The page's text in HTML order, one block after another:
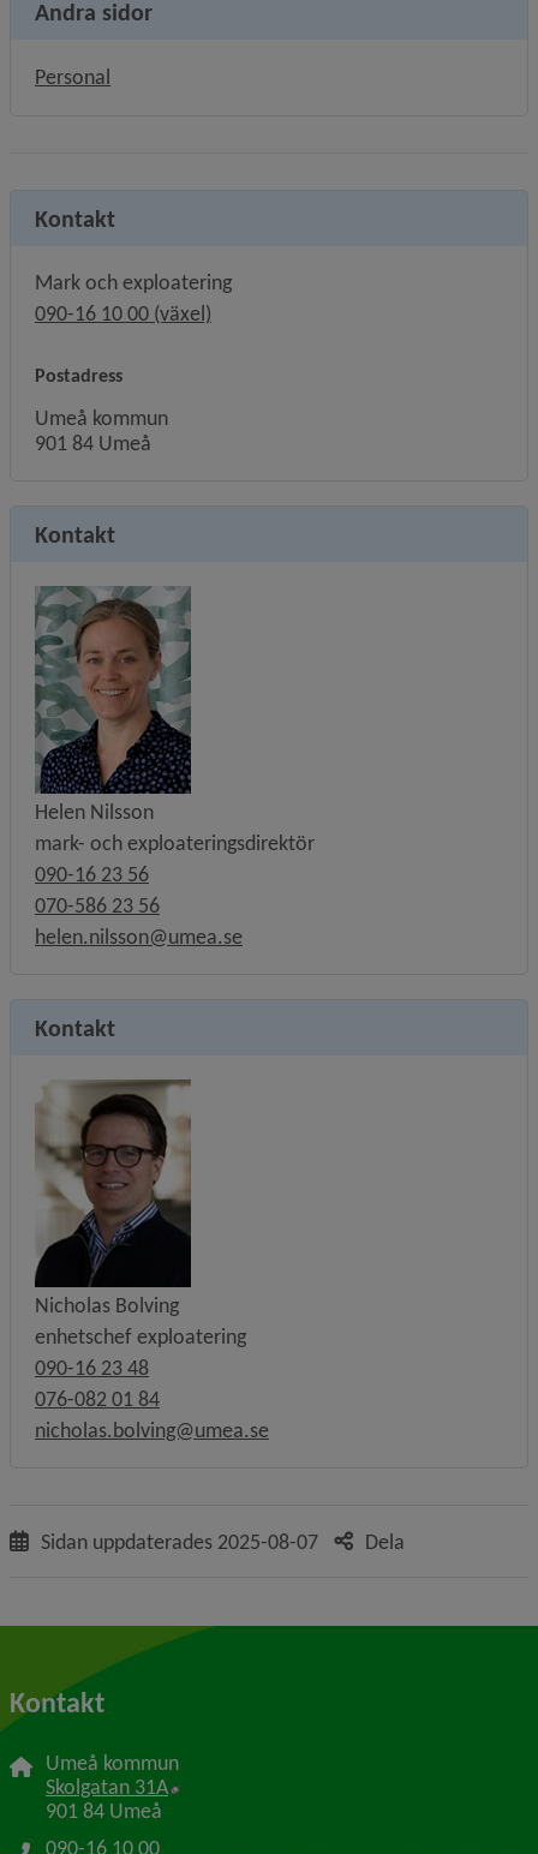
Andra sidor
Personal
Kontakt
Mark och exploatering
090-16 10 00 (växel)
Postadress
Umeå kommun
901 84 Umeå
Kontakt
Helen Nilsson
mark- och exploateringsdirektör
090-16 23 56
070-586 23 56
helen.nilsson@umea.se
Kontakt
Nicholas Bolving
enhetschef exploatering
090-16 23 48
076-082 01 84
nicholas.bolving@umea.se
Sidan uppdaterades 2025-08-07 Dela
Kontakt
Umeå kommun
Skolgatan 31A Länk till annan webbplats, öppnas i nytt
901 84 Umeå
090-16 10 00